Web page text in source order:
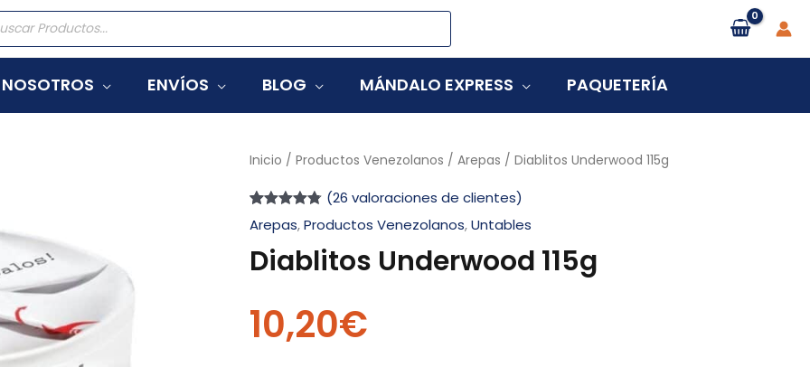
NOSOTROS ENVÍOS BLOG MÁNDALO EXPRESS PAQUETERÍA
Inicio /Productos Venezolanos /Arepas / Diablitos Underwood 115g
Valorado
con4.73de
a
26
valoraciones
(26 valoraciones de clientes)
Arepas,Productos Venezolanos,Untables
Diablitos Underwood 115g
10,20€